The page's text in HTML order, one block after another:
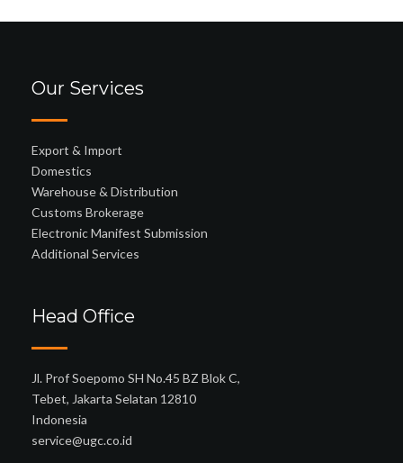
Our Services
Export & Import
Domestics
Warehouse & Distribution
Customs Brokerage
Electronic Manifest Submission
Additional Services
Head Office
Jl. Prof Soepomo SH No.45 BZ Blok C,
Tebet, Jakarta Selatan 12810
Indonesia
service@ugc.co.id